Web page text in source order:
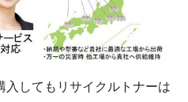
入してもリサイクルトナーは